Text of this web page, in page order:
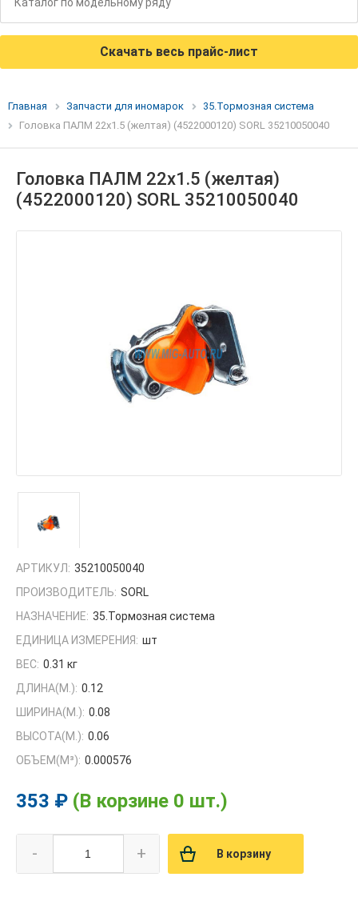
Скачать весь прайс-лист
Главная Запчасти для иномарок
35.Тормозная система
Головка ПАЛМ 22х1.5 (желтая) (4522000120) SORL 35210050040
Головка ПАЛМ 22х1.5 (желтая)
(4522000120) SORL 35210050040
АРТИКУЛ: 35210050040
ПРОИЗВОДИТЕЛЬ: SORL
НАЗНАЧЕНИЕ: 35.Тормозная система
ЕДИНИЦА ИЗМЕРЕНИЯ: шт
ВЕС: 0.31 кг
ДЛИНА(М.): 0.12
ШИРИНА(М.): 0.08
ВЫСОТА(М.): 0.06
ОБЪЕМ(M³): 0.000576
353 ₽ (В корзине 0 шт.)
- + В корзину